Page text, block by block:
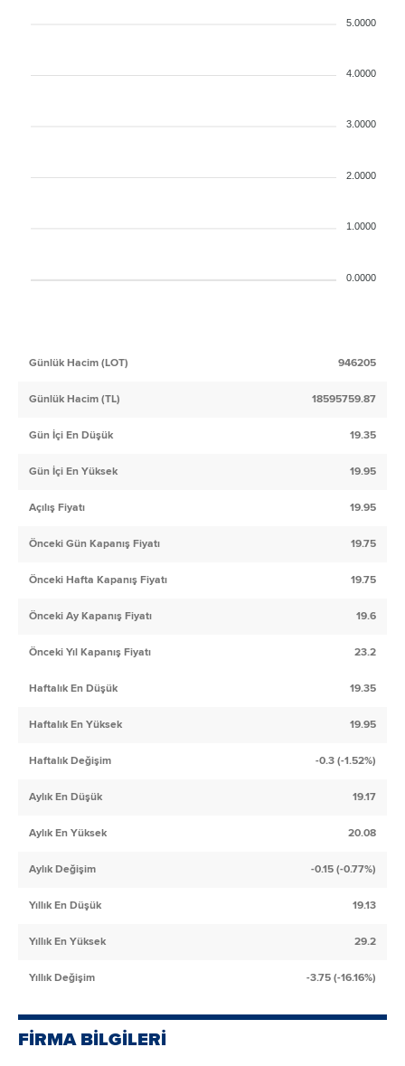
5.0000
4.0000
3.0000
2.0000
1.0000
0.0000
Günlük Hacim (LOT) 946205
Günlük Hacim (TL) 18595759.87
Gün İçi En Düşük 19.35
Gün İçi En Yüksek 19.95
Açılış Fiyatı 19.95
Önceki Gün Kapanış Fiyatı 19.75
Önceki Hafta Kapanış Fiyatı 19.75
Önceki Ay Kapanış Fiyatı 19.6
Önceki Yıl Kapanış Fiyatı 23.2
Haftalık En Düşük 19.35
Haftalık En Yüksek 19.95
Haftalık Değişim -0.3 (-1.52%)
Aylık En Düşük 19.17
Aylık En Yüksek 20.08
Aylık Değişim -0.15 (-0.77%)
Yıllık En Düşük 19.13
Yıllık En Yüksek 29.2
Yıllık Değişim -3.75 (-16.16%)
FİRMA BİLGİLERİ